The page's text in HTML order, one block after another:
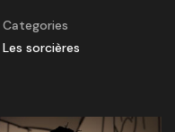
Categories
Les sorcières